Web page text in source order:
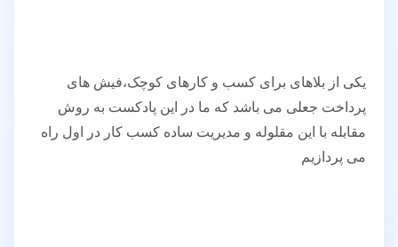
یکی از بلاهای برای کسب و کارهای کوچک،فیش های
پرداخت جعلی می باشد که ما در این پادکست به روش
مقابله با این مقلوله و مدیریت ساده کسب کار در اول راه
می پردازیم